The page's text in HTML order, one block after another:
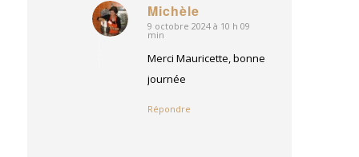
Michèle
dit
9 octobre 2024 à 10 h 09
min
Merci Mauricette, bonne
journée
Répondre